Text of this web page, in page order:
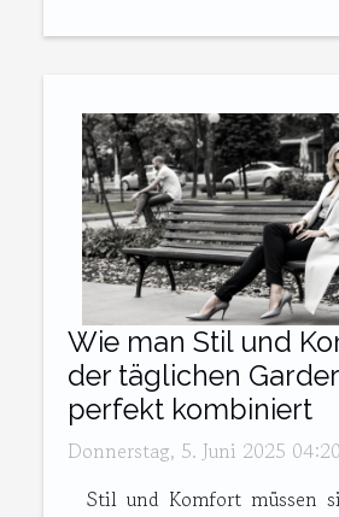
Wie man Stil und
der täglichen
perfekt kombiniert
Donnerstag, 5. Juni 2025 04:20
Stil und Komfort müssen